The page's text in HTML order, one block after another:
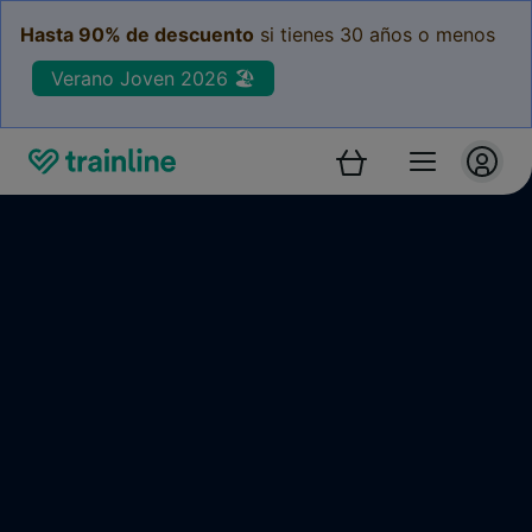
Hasta 90% de descuento si tienes 30 años o menos
Verano Joven 2026 🏖️